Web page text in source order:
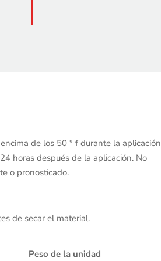
de los 50 ° f durante la aplicación
horas después de la aplicación. No
o pronosticado.
de secar el material.
Peso de la unidad